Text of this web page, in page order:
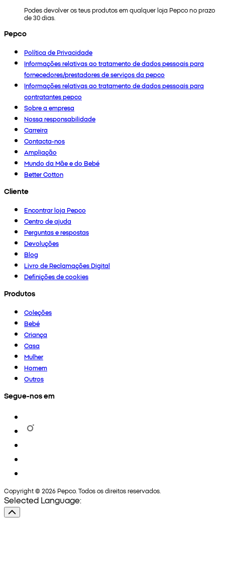
Podes devolver os teus produtos em qualquer loja Pepco no prazo
de 30 dias.
Pepco
Política de Privacidade
Informações relativas ao tratamento de dados pessoais para
fornecedores/prestadores de serviços da pepco
Informações relativas ao tratamento de dados pessoais para
contratantes pepco
Sobre a empresa
Nossa responsabilidade
Carreira
Contacta-nos
Ampliação
Mundo da Mãe e do Bebé
Better Cotton
Cliente
Encontrar loja Pepco
Centro de ajuda
Perguntas e respostas
Devoluções
Blog
Livro de Reclamações Digital
Definições de cookies
Produtos
Coleções
Bebé
Criança
Casa
Mulher
Homem
Outros
Segue-nos em
Copyright © 2026 Pepco. Todos os direitos reservados.
Selected Language: